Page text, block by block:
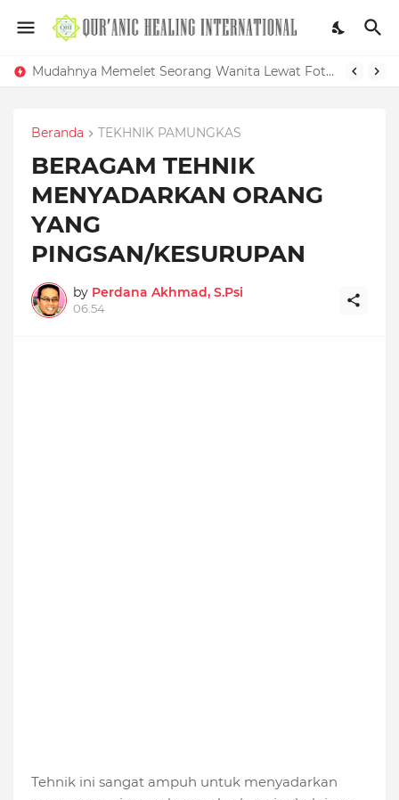
Mudahnya Memelet Seorang Wanita Lewat Foto di Facebook
Beranda TEKHNIK PAMUNGKAS
BERAGAM TEHNIK
MENYADARKAN ORANG
YANG
PINGSAN/KESURUPAN
by Perdana Akhmad, S.Psi
06.54
Tehnik ini sangat ampuh untuk menyadarkan